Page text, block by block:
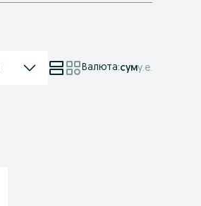
Валюта:суму.е.